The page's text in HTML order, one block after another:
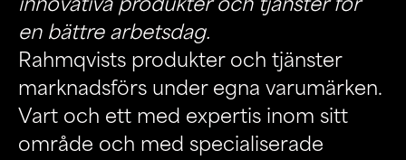
en bättre arbetsdag.
Rahmqvists produkter och tjänster
marknadsförs under egna varumärken.
Vart och ett med expertis inom sitt
område och med specialiserade